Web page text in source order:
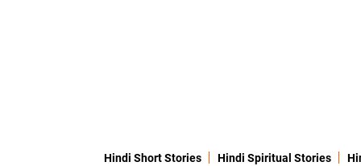
Hindi Short Stories Hindi Spiritual Stories